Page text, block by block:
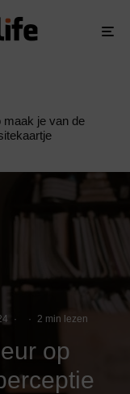
maak je van de
· · 2 min lezen
op